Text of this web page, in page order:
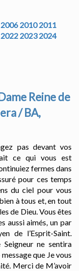
2006 2010 2011
2022 2023 2024
Reine de
/ BA,
pas devant vos
ce qui vous est
fermes dans
pour ces temps
du ciel pour vous
à tous et, en tout
de Dieu. Vous êtes
aussi aimés, un par
de l’Esprit-Saint.
ne sentira
que Je vous
Merci de M’avoir